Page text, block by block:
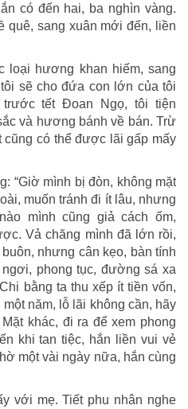
có đến hai, ba nghìn vàng.
quê, sang xuân mới đến, liền
loại hương khan hiếm, sang
sẽ cho đứa con lớn của tôi
tết Đoan Ngọ, tôi tiện
và hương bánh về bán. Trừ
cũng có thể được lãi gấp mấy
“Giờ mình bị đòn, không mặt
muốn tránh đi ít lâu, nhưng
mình cũng giả cách ốm,
Vả chăng mình đã lớn rồi,
nhưng cân kẹo, bàn tính
phong tục, đường sá xa
bằng ta thu xếp ít tiền vốn,
năm, lỗ lãi không cần, hãy
khác, đi ra để xem phong
khi tan tiệc, hắn liền vui vẻ
một vài ngày nữa, hắn cùng
với mẹ. Tiết phu nhân nghe